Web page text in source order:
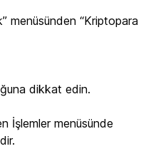
menüsünden “Kriptopara
dikkat edin.
İşlemler menüsünde